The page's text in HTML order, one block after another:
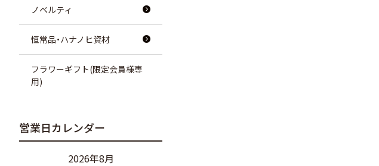
ノベルティ
恒常品・ハナノヒ資材
フラワーギフト(限定会員様専
用)
営業日カレンダー
2026年8月